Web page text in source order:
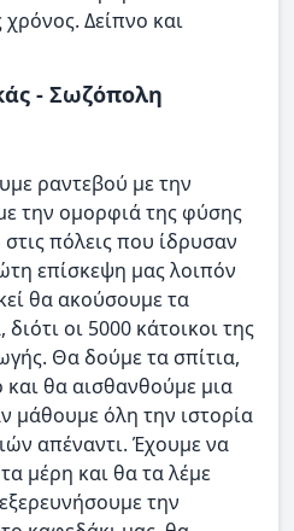
Δείπνο και
- Σωζόπολη
ραντεβού με την
την ομορφιά της φύσης
πόλεις που ίδρυσαν
επίσκεψη μας λοιπόν
θα ακούσουμε τα
οι 5000 κάτοικοι της
Θα δούμε τα σπίτια,
και θα αισθανθούμε μια
μάθουμε όλη την ιστορία
απέναντι. Έχουμε να
μέρη και θα τα λέμε
την